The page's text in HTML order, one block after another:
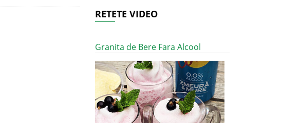
RETETE VIDEO
Granita de Bere Fara Alcool